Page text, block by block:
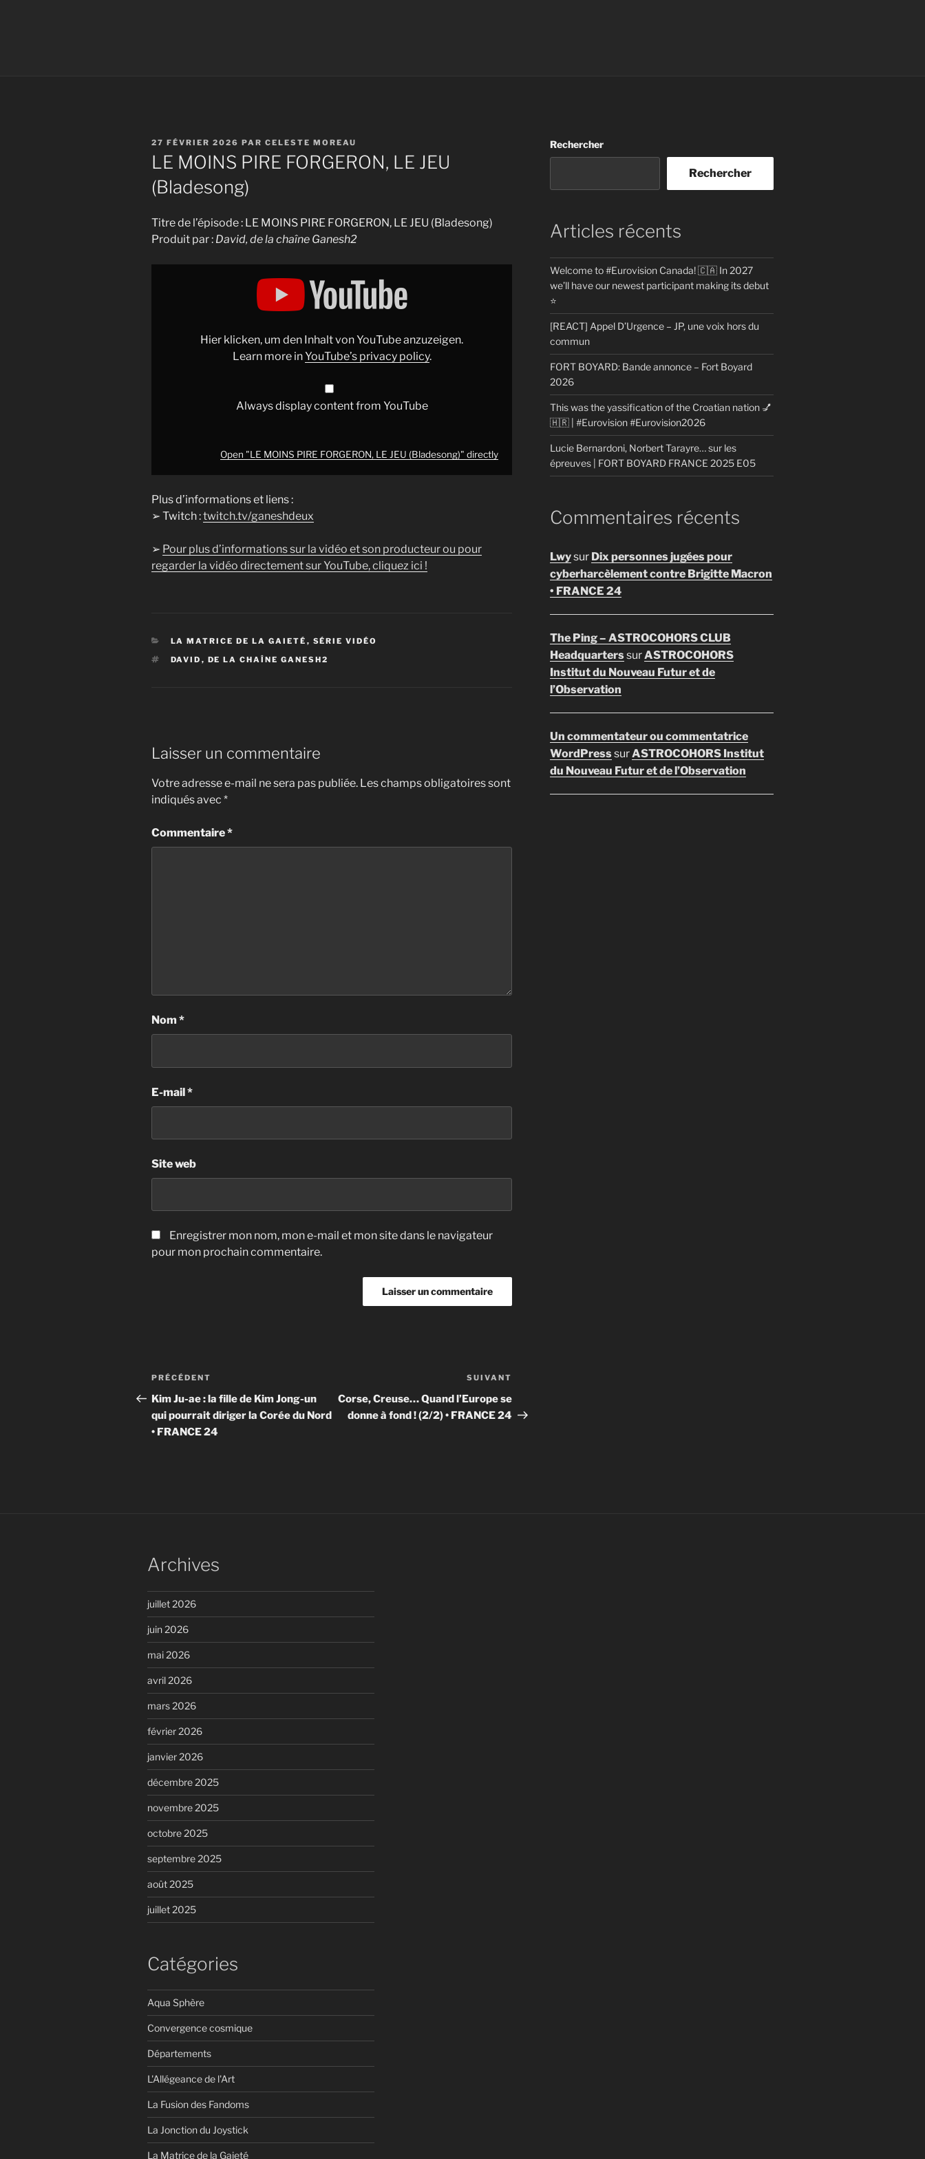
PUBLIÉ
LE
27 FÉVRIER 2026 PAR CELESTE MOREAU
LE MOINS PIRE FORGERON, LE JEU
(Bladesong)
Titre de l’épisode : LE MOINS PIRE FORGERON, LE JEU (Bladesong)
Produit par : David, de la chaîne Ganesh2
FORGERON,Hier klicken, um den Inhalt von YouTube anzuzeigen.
Learn more inYouTube’s privacy policy.
Always display content from YouTube
Open "LE MOINS PIRE FORGERON, LE JEU (Bladesong)" directly
Plus d’informations et liens :
➢ Twitch :twitch.tv/ganeshdeux
➢ Pour plus d’informations sur la vidéo et son producteur ou pour
regarder la vidéo directement sur YouTube, cliquez ici !
CATÉGORIES
LA MATRICE DE LA GAIETÉ , SÉRIE VIDÉO
ÉTIQUETTES
DAVID , DE LA CHAÎNE GANESH2
Laisser un commentaire
Votre adresse e-mail ne sera pas publiée. Les champs obligatoires sont
indiqués avec *
Commentaire*
Nom *
E-mail*
Site web
Enregistrer mon nom, mon e-mail et mon site dans le navigateur
pour mon prochain commentaire.
Navigation
de
l’article
Article
précédent
PRÉCÉDENT
Kim Ju-ae : la fille de Kim Jong-un
qui pourrait diriger la Corée du Nord
• FRANCE 24
suivant
SUIVANT
Corse, Creuse… Quand l’Europe se
donne à fond ! (2/2) • FRANCE 24
Rechercher
Rechercher
Articles récents
Welcome to #Eurovision Canada! 🇨🇦 In 2027
we’ll have our newest participant making its debut
⭐
[REACT] Appel D’Urgence – JP, une voix hors du
commun
FORT BOYARD: Bande annonce – Fort Boyard
2026
This was the yassification of the Croatian nation 💅
🇭🇷 | #Eurovision #Eurovision2026
Lucie Bernardoni, Norbert Tarayre… sur les
épreuves | FORT BOYARD FRANCE 2025 E05
Commentaires récents
Lwysur Dix personnes jugées pour
cyberharcèlement contre Brigitte Macron
• FRANCE 24
The Ping – ASTROCOHORS CLUB
HeadquarterssurASTROCOHORS
Institut du Nouveau Futur et de
l’Observation
Un commentateur ou commentatrice
WordPresssurASTROCOHORS Institut
du Nouveau Futur et de l’Observation
Archives
juillet 2026
juin 2026
mai 2026
avril 2026
mars 2026
février 2026
janvier 2026
décembre 2025
novembre 2025
octobre 2025
septembre 2025
août 2025
juillet 2025
Catégories
Aqua Sphère
Convergence cosmique
Départements
L'Allégeance de l'Art
La Fusion des Fandoms
La Jonction du Joystick
La Matrice de la Gaieté